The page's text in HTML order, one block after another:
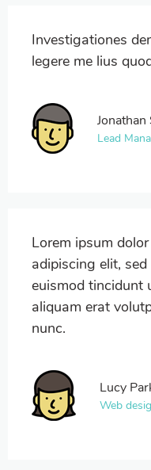
Investigationes
legere me lius
Lead
Lorem ipsum
adipiscing elit,
euismod tincidunt
aliquam erat
nunc.
Lucy
Web